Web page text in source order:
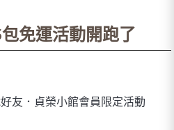
免運活動開跑了
友．貞榮小館會員限定活動